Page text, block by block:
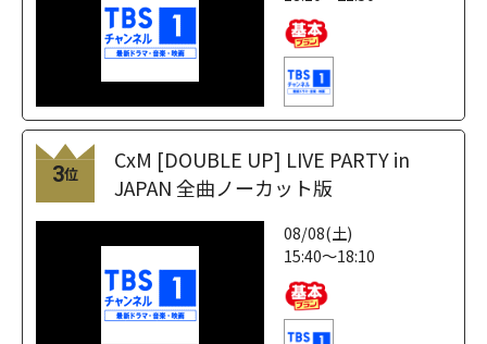
3位
CxM [DOUBLE UP] LIVE PARTY in
JAPAN 全曲ノーカット版
08/08(土)
15:40～18:10